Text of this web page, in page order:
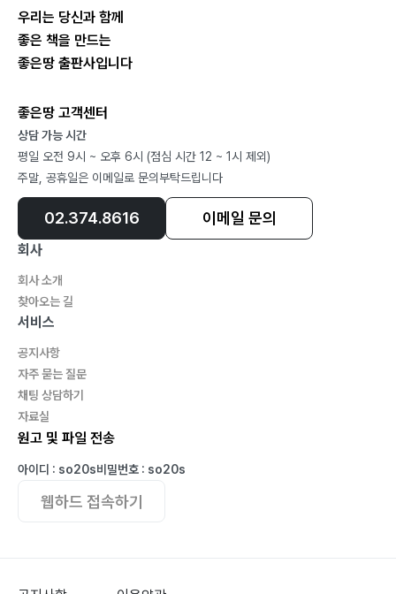
우리는 당신과 함께
좋은 책을 만드는
좋은땅 출판사입니다
좋은땅 고객센터
상담 가능 시간
평일 오전 9시 ~ 오후 6시 (점심 시간 12 ~ 1시 제외)
주말, 공휴일은 이메일로 문의부탁드립니다
02.374.8616 이메일 문의
회사
회사 소개
찾아오는 길
서비스
공지사항
자주 묻는 질문
채팅 상담하기
자료실
원고 및 파일 전송
아이디 : so20s비밀번호 : so20s
웹하드 접속하기